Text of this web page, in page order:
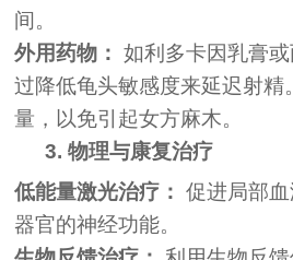
间。
外用药物： 如利多卡因乳膏
过降低龟头敏感度来延迟射精
量，以免引起女方麻木。
3. 物理与康复治疗
低能量激光治疗： 促进局部
器官的神经功能。